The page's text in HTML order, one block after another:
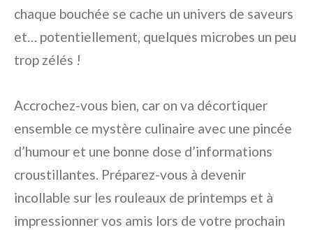
chaque bouchée se cache un univers de saveurs
et… potentiellement, quelques microbes un peu
trop zélés !
Accrochez-vous bien, car on va décortiquer
ensemble ce mystère culinaire avec une pincée
d’humour et une bonne dose d’informations
croustillantes. Préparez-vous à devenir
incollable sur les rouleaux de printemps et à
impressionner vos amis lors de votre prochain